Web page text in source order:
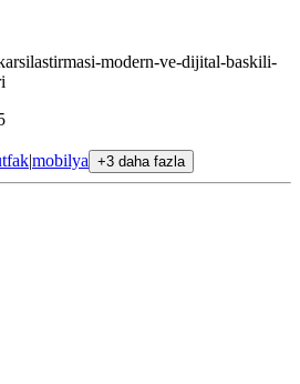
modern-ve-dijital-baskili-
|mobilya +3 daha fazla